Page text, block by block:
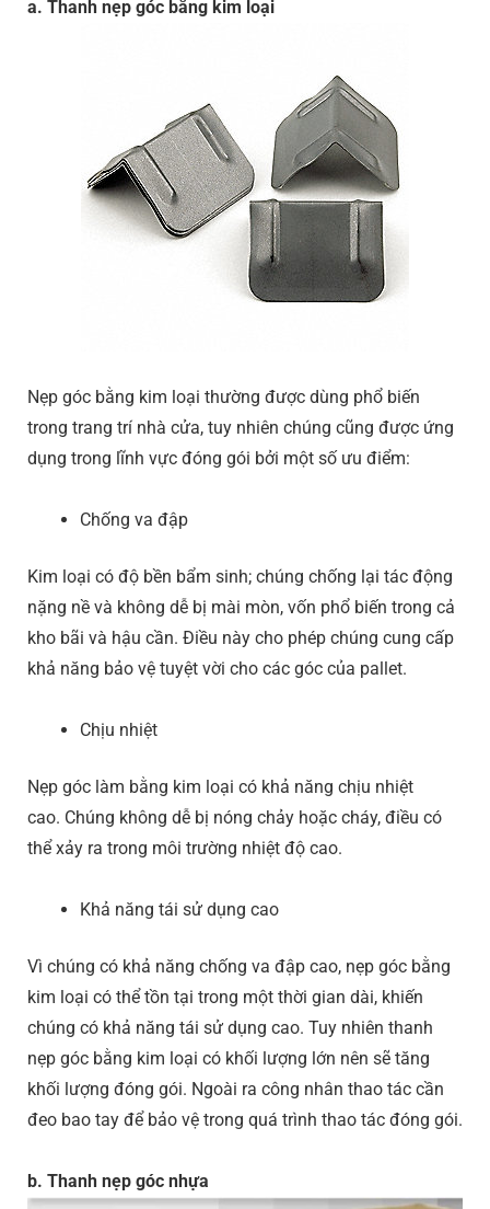
a. Thanh nẹp góc bằng kim loại
Nẹp góc bằng kim loại thường được dùng phổ biến
trong trang trí nhà cửa, tuy nhiên chúng cũng được ứng
dụng trong lĩnh vực đóng gói bởi một số ưu điểm:
Chống va đập
Kim loại có độ bền bẩm sinh; chúng chống lại tác động
nặng nề và không dễ bị mài mòn, vốn phổ biến trong cả
kho bãi và hậu cần. Điều này cho phép chúng cung cấp
khả năng bảo vệ tuyệt vời cho các góc của pallet.
Chịu nhiệt
Nẹp góc làm bằng kim loại có khả năng chịu nhiệt
cao. Chúng không dễ bị nóng chảy hoặc cháy, điều có
thể xảy ra trong môi trường nhiệt độ cao.
Khả năng tái sử dụng cao
Vì chúng có khả năng chống va đập cao, nẹp góc bằng
kim loại có thể tồn tại trong một thời gian dài, khiến
chúng có khả năng tái sử dụng cao. Tuy nhiên thanh
nẹp góc bằng kim loại có khối lượng lớn nên sẽ tăng
khối lượng đóng gói. Ngoài ra công nhân thao tác cần
đeo bao tay để bảo vệ trong quá trình thao tác đóng gói.
b. Thanh nẹp góc nhựa